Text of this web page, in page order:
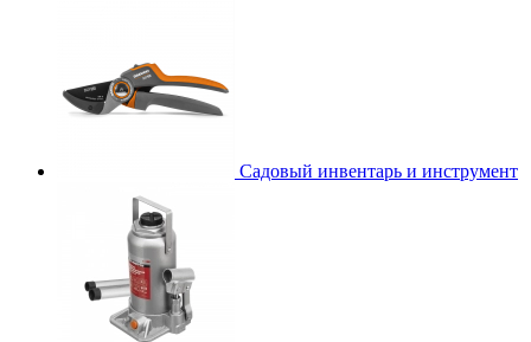
Садовый инвентарь и инструмент